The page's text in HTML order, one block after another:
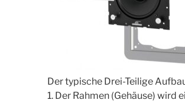
Der typische Drei-Teilige
1. Der Rahmen (Gehäuse)